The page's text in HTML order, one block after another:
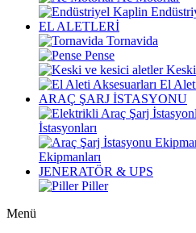
EL ALETLERİ
Tornavida
Pense
El
ARAÇ ŞARJ İSTASYONU
İstasyonları
Ekipmanları
JENERATÖR & UPS
Piller
Menü